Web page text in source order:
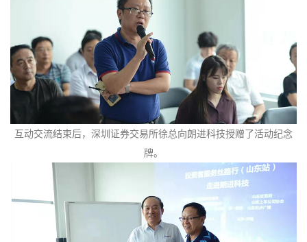
互动交流结束后，深圳证券交易所徐总向朗进科技授赠了活动纪念
牌。